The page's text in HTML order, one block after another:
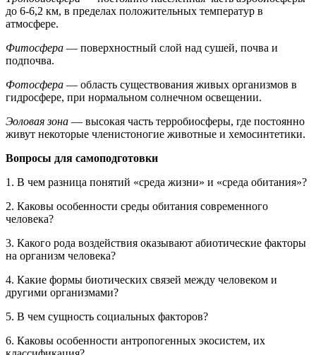
до 6-6,2 км, в пределах положительных температур в
атмосфере.
Фитосфера — поверхностный слой над сушей, почва и
подпочва.
Фотосфера — область существования живых организмов в
гидросфере, при нормальном солнечном освещении.
Эоловая зона — высокая часть терробиосферы, где постоянно
живут некоторые членистоногие животные и хемосинтетики.
Вопросы для самоподготовки
1. В чем разница понятий «среда жизни» и «среда обитания»?
2. Каковы особенности среды обитания современного
человека?
3. Какого рода воздействия оказывают абиотические факторы
на организм человека?
4. Какие формы биотических связей между человеком и
другими организмами?
5. В чем сущность социальных факторов?
6. Каковы особенности антропогенных экосистем, их